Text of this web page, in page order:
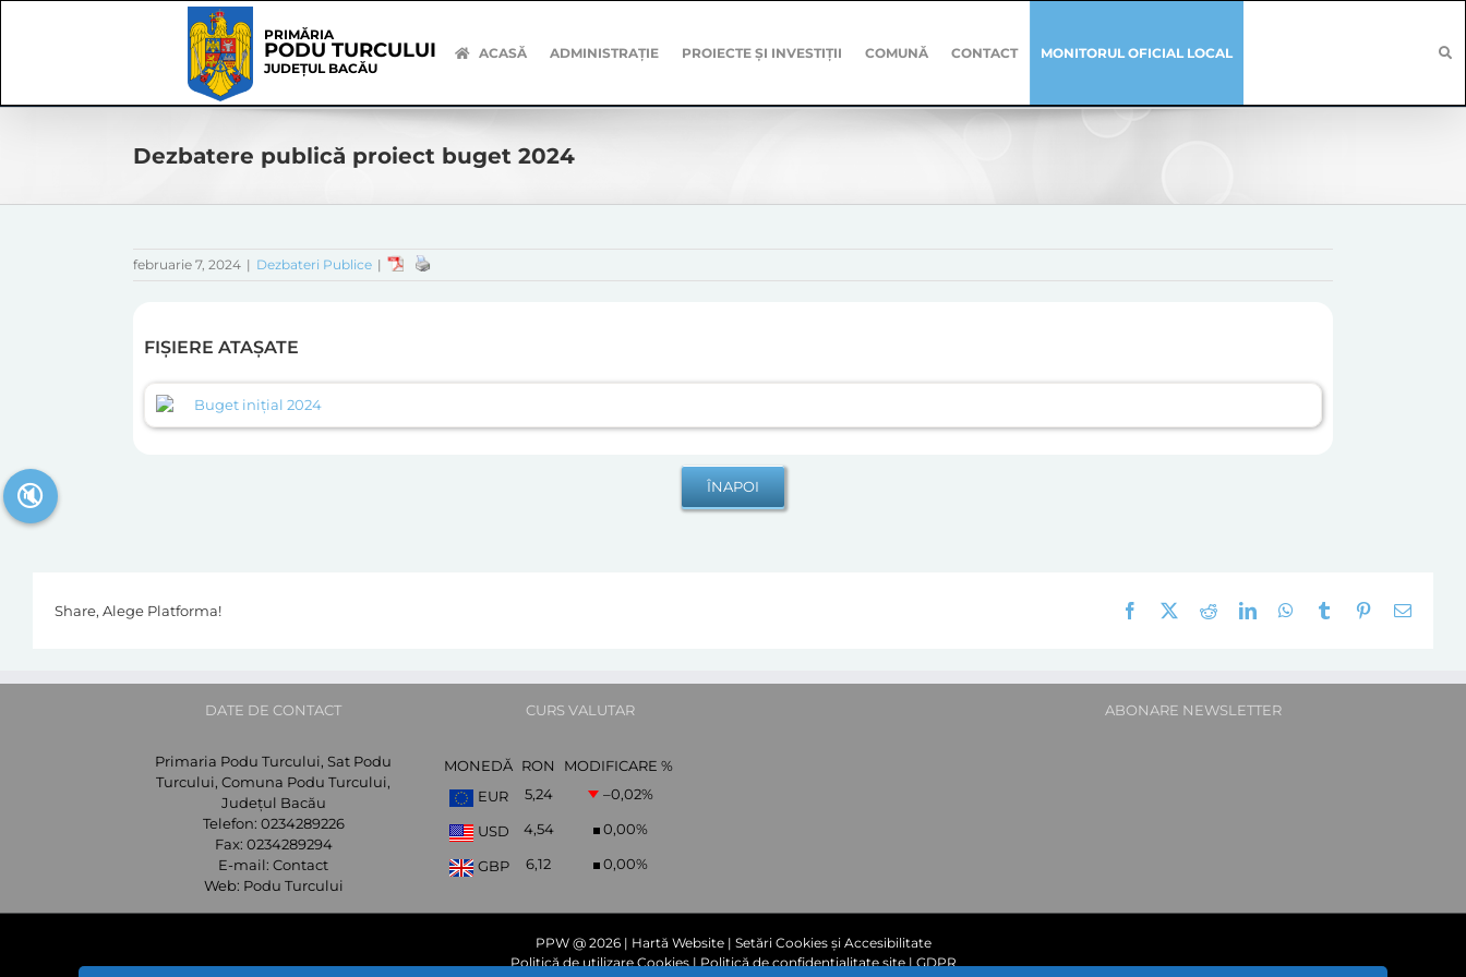
PRIMĂRIA
PODU TURCULUI
JUDEȚUL BACĂU
ACASĂ ADMINISTRAȚIE PROIECTE ȘI INVESTIȚII COMUNĂ CONTACT MONITORUL OFICIAL LOCAL
Dezbatere publică proiect buget 2024
februarie 7, 2024 | Dezbateri Publice |
FIȘIERE ATAȘATE
Buget inițial 2024
Share, Alege Platforma! Facebook RedditLinkedInWhatsApp
Tumblr Pinterest
E-
DATE DE CONTACT
Primaria Podu Turcului, Sat Podu
Turcului, Comuna Podu Turcului,
Județul Bacău
Telefon: 0234289226
Fax: 0234289294
E-mail: Contact
Web: Podu Turcului
CURS VALUTAR
MONEDĂ RON
MODIFICARE %
EUR
5,24 –0,02%
USD 4,54 0,00%
GBP 6,12 0,00%
ABONARE NEWSLETTER
PPW @ 2026 | Hartă Website| Setări Cookies și Accesibilitate
Politică de utilizare Cookies|Politică de confidențialitate site|GDPR
🔇